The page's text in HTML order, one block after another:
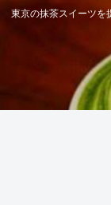
東京の抹茶スイーツを